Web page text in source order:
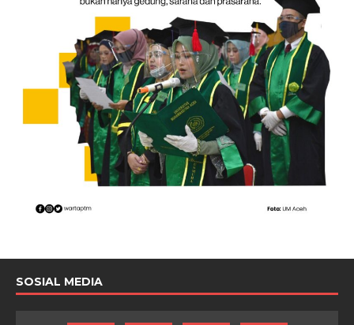
SOSIAL MEDIA